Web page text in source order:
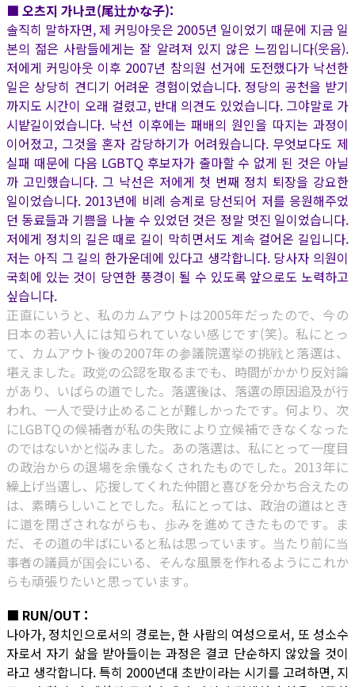
■ 오츠지 가나코(尾辻かな子):
솔직히 말하자면, 제 커밍아웃은 2005년 일이었기 때문에 지금 일
본의 젊은 사람들에게는 잘 알려져 있지 않은 느낌입니다(웃음).
저에게 커밍아웃 이후 2007년 참의원 선거에 도전했다가 낙선한
일은 상당히 견디기 어려운 경험이었습니다. 정당의 공천을 받기
까지도 시간이 오래 걸렸고, 반대 의견도 있었습니다. 그야말로 가
시밭길이었습니다. 낙선 이후에는 패배의 원인을 따지는 과정이
이어졌고, 그것을 혼자 감당하기가 어려웠습니다. 무엇보다도 제
실패 때문에 다음 LGBTQ 후보자가 출마할 수 없게 된 것은 아닐
까 고민했습니다. 그 낙선은 저에게 첫 번째 정치 퇴장을 강요한
일이었습니다. 2013년에 비례 승계로 당선되어 저를 응원해주었
던 동료들과 기쁨을 나눌 수 있었던 것은 정말 멋진 일이었습니다.
저에게 정치의 길은 때로 길이 막히면서도 계속 걸어온 길입니다.
저는 아직 그 길의 한가운데에 있다고 생각합니다. 당사자 의원이
국회에 있는 것이 당연한 풍경이 될 수 있도록 앞으로도 노력하고
싶습니다.
正直にいうと、私のカムアウトは2005年だったので、今の
日本の若い人には知られていない感じです(笑)。私にとっ
て、カムアウト後の2007年の参議院選挙の挑戦と落選は、
堪えました。政党の公認を取るまでも、時間がかかり反対論
があり、いばらの道でした。落選後は、落選の原因追及が行
われ、一人で受け止めることが難しかったです。何より、次
にLGBTQの候補者が私の失敗により立候補できなくなった
のではないかと悩みました。あの落選は、私にとって一度目
の政治からの退場を余儀なくされたものでした。2013年に
繰上げ当選し、応援してくれた仲間と喜びを分かち合えたの
は、素晴らしいことでした。私にとっては、政治の道はとき
に道を閉ざされながらも、歩みを進めてきたものです。ま
だ、その道の半ばにいると私は思っています。当たり前に当
事者の議員が国会にいる、そんな風景を作れるようにこれか
らも頑張りたいと思っています。
■ RUN/OUT :
나아가, 정치인으로서의 경로는, 한 사람의 여성으로서, 또 성소수
자로서 자기 삶을 받아들이는 과정은 결코 단순하지 않았을 것이
라고 생각합니다. 특히 2000년대 초반이라는 시기를 고려하면, 지